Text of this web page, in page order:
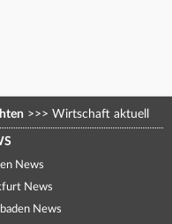
>>> Wirtschaft aktuell
News
News
News